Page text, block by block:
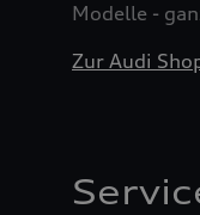
Modelle -
Zur Audi